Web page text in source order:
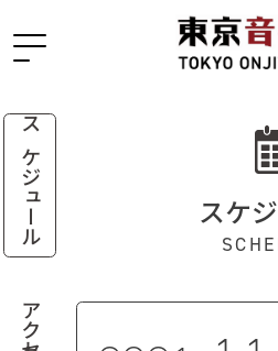
スケジュール スケ